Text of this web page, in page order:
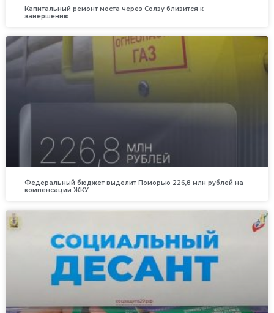
Капитальный ремонт моста через Солзу близится к
завершению
Федеральный бюджет выделит Поморью 226,8 млн рублей на
компенсации ЖКУ